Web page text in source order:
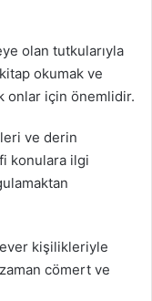
olan tutkularıyla
okumak ve
onlar için önemlidir.
ve derin
konulara ilgi
kişilikleriyle
cömert ve